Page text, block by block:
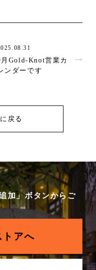
月Gold-Knot営業カ
ンダーです
戻る
加」ボタンからご
トアへ